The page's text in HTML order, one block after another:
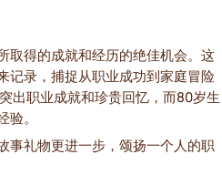
取得的成就和经历的绝佳机会。这
记录，捕捉从职业成功到家庭冒险
出职业成就和珍贵回忆，而80岁生
。
事礼物更进一步，颂扬一个人的职